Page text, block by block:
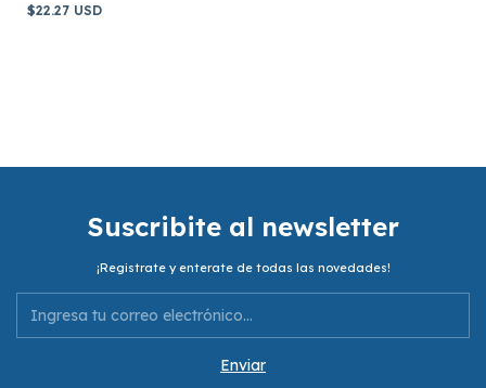
$22.27 USD
Suscribite al newsletter
¡Registrate y enterate de todas las novedades!